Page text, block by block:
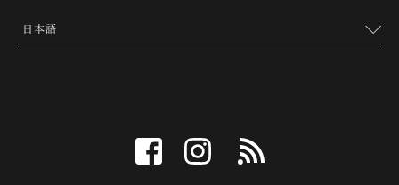
facebook instagram